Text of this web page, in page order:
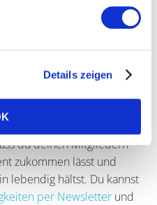
Details zeigen
binden
deine interne
du deinen Mitgliedern
zukommen lässt und
lebendig hältst. Du kannst
per Newsletter und